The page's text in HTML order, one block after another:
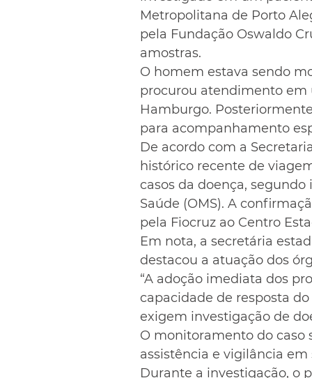
Metropolitana de Porto
pela Fundação Oswaldo
amostras.
O homem estava sendo
procurou atendimento
Hamburgo.
para acompanhamento
De acordo com a
histórico recente de
casos da doença,
Saúde (OMS). A
pela Fiocruz ao Centro
Em nota, a secretária
destacou a atuação dos
“A adoção imediata dos
capacidade de resposta
exigem investigação de
O monitoramento do caso
assistência e vigilância em
Durante a investigação,